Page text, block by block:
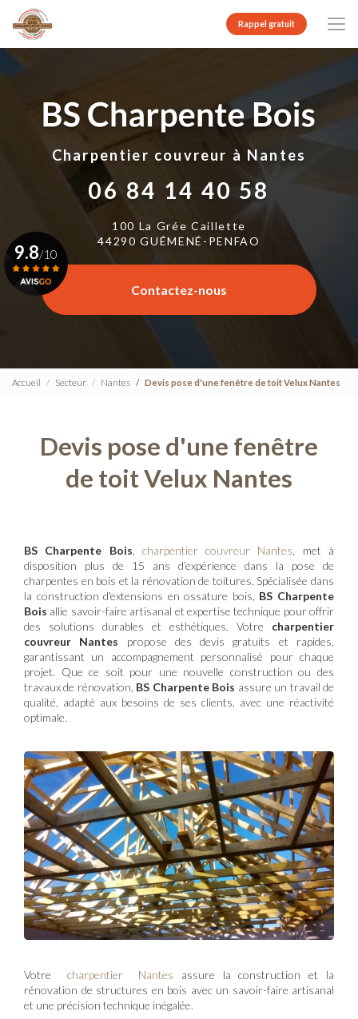
contenu
principal
Rappel gratuit
Charpentier couvreur à Nantes
06 84 14 40 58
100 La Grée Caillette
44290 GUÉMENÉ-PENFAO
Contactez-nous
9.8/10
Voir le certificat
Accueil Secteur Nantes Devis pose d'une fenêtre de toit Velux Nantes
Devis pose d'une fenêtre
de toit Velux Nantes
BS Charpente Bois charpentier couvreur Nantes , met à
disposition plus de 15 ans d’expérience dans la pose de
charpentes en bois et la rénovation de toitures. Spécialisée dans
la construction d'extensions en ossature bois, BS Charpente
Bois allie savoir-faire artisanal et expertise technique pour offrir
des solutions durables et esthétiques. Votre charpentier
couvreur Nantes propose des devis gratuits et rapides,
garantissant un accompagnement personnalisé pour chaque
projet. Que ce soit pour une nouvelle construction ou des
travaux de rénovation, BS Charpente Bois assure un travail de
qualité, adapté aux besoins de ses clients, avec une réactivité
optimale.
Votre charpentier Nantes assure la construction et la
rénovation de structures en bois avec un savoir-faire artisanal
et une précision technique inégalée.